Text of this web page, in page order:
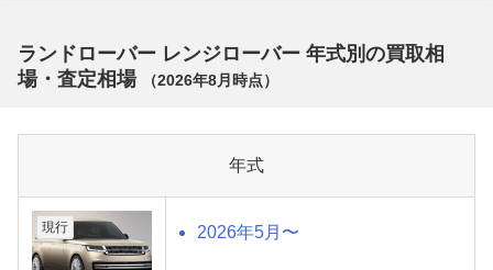
ランドローバー レンジローバー 年式別の買取相
場・査定相場
（2026年8月 時点）
年式
現行 2026年5月〜